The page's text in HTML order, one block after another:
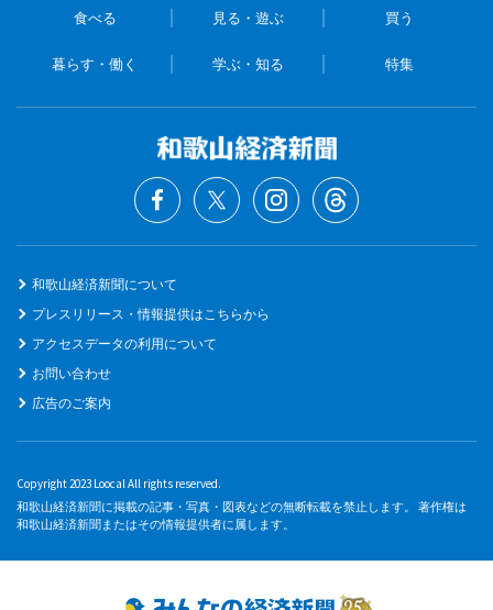
食べる 見る・遊ぶ 買う
暮らす・働く 学ぶ・知る 特集
和歌山経済新聞について
プレスリリース・情報提供はこちらから
アクセスデータの利用について
お問い合わせ
広告のご案内
Copyright 2023 Loocal All rights reserved.
和歌山経済新聞に掲載の記事・写真・図表などの無断転載を禁止します。 著作権は
和歌山経済新聞またはその情報提供者に属します。